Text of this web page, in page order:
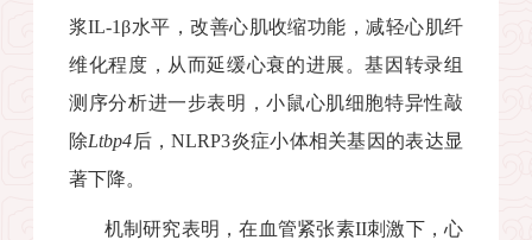
浆IL-1 β水平，改善心肌收缩功能，减轻心肌纤
维化程度，从而延缓心衰的进展。基因转录组
测序分析进一步表明，小鼠心肌细胞特异性敲
除Ltbp4后，NLRP3炎症小体相关基因的表达显
著下降。
机制研究表明，在血管紧张素II刺激下，心